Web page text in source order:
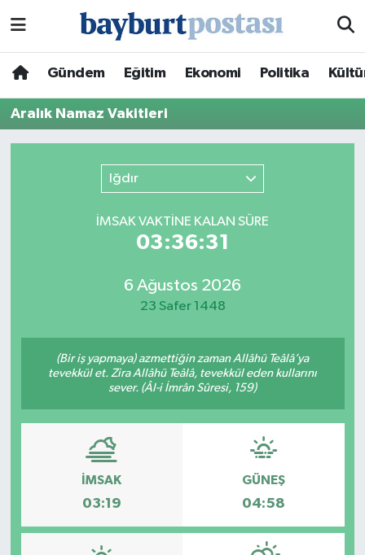
Gündem Eğitim Ekonomi Politika
Aralık Namaz Vakitleri
Iğdır
İMSAK VAKTİNE KALAN SÜRE
03:36:31
6 Ağustos 2026
23 Safer 1448
(Bir iş yapmaya) azmettiğin zaman Allâhü Teâlâ’ya
tevekkül et. Zira Allâhü Teâlâ, tevekkül eden kullarını
sever. (Âl-i İmrân Sûresi, 159)
İMSAK
03:19
GÜNEŞ
04:58
Hava Durumu
Namaz Vakitleri
Trafik Durumu
Süper Lig Puan Durumu ve Fikstür
Son Dakika Haberleri
Haber Arşivi